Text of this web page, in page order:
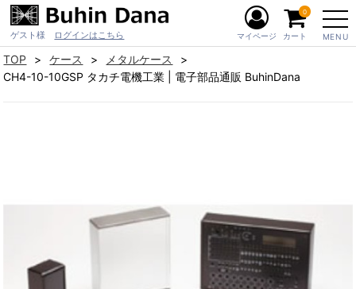
ゲスト様 ログインはこちら MENU
マイページ カート
0
TOP ケース
メタルケース
CH4-10-10GSP タカチ電機工業 | 電子部品通販 BuhinDana